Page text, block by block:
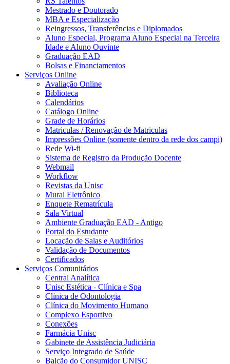
Mestrado e Doutorado
MBA e Especialização
Reingressos, Transferências e Diplomados
Aluno Especial, Programa Aluno Especial na Terceira
Idade e Aluno Ouvinte
Graduação EAD
Bolsas e Financiamentos
Serviços Online
Avaliação Online
Biblioteca
Calendários
Catálogo Online
Grade de Horários
Matriculas / Renovação de Matriculas
Impressões Online (somente dentro da rede dos campi)
Rede Wi-fi
Sistema de Registro da Produção Docente
Webmail
Workflow
Revistas da Unisc
Mural Eletrônico
Enquete Rematrícula
Sala Virtual
Ambiente Graduação EAD - Antigo
Portal do Estudante
Locação de Salas e Auditórios
Validação de Documentos
Certificados
Serviços Comunitários
Central Analítica
Unisc Estética - Clínica e Spa
Clínica de Odontologia
Clínica do Movimento Humano
Complexo Esportivo
Conexões
Farmácia Unisc
Gabinete de Assistência Judiciária
Serviço Integrado de Saúde
Balcão do Consumidor UNISC